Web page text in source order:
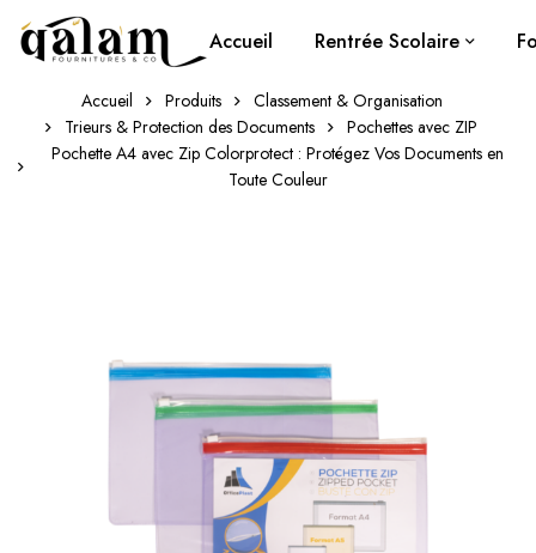
Accueil Rentrée Scolaire
Accueil Produits
Classement & Organisation
Trieurs & Protection des Documents
Pochettes avec ZIP
Pochette A4 avec Zip Colorprotect : Protégez Vos Documents en
Toute Couleur